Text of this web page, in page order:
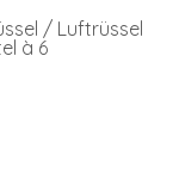
/ Luftrüssel
à 6